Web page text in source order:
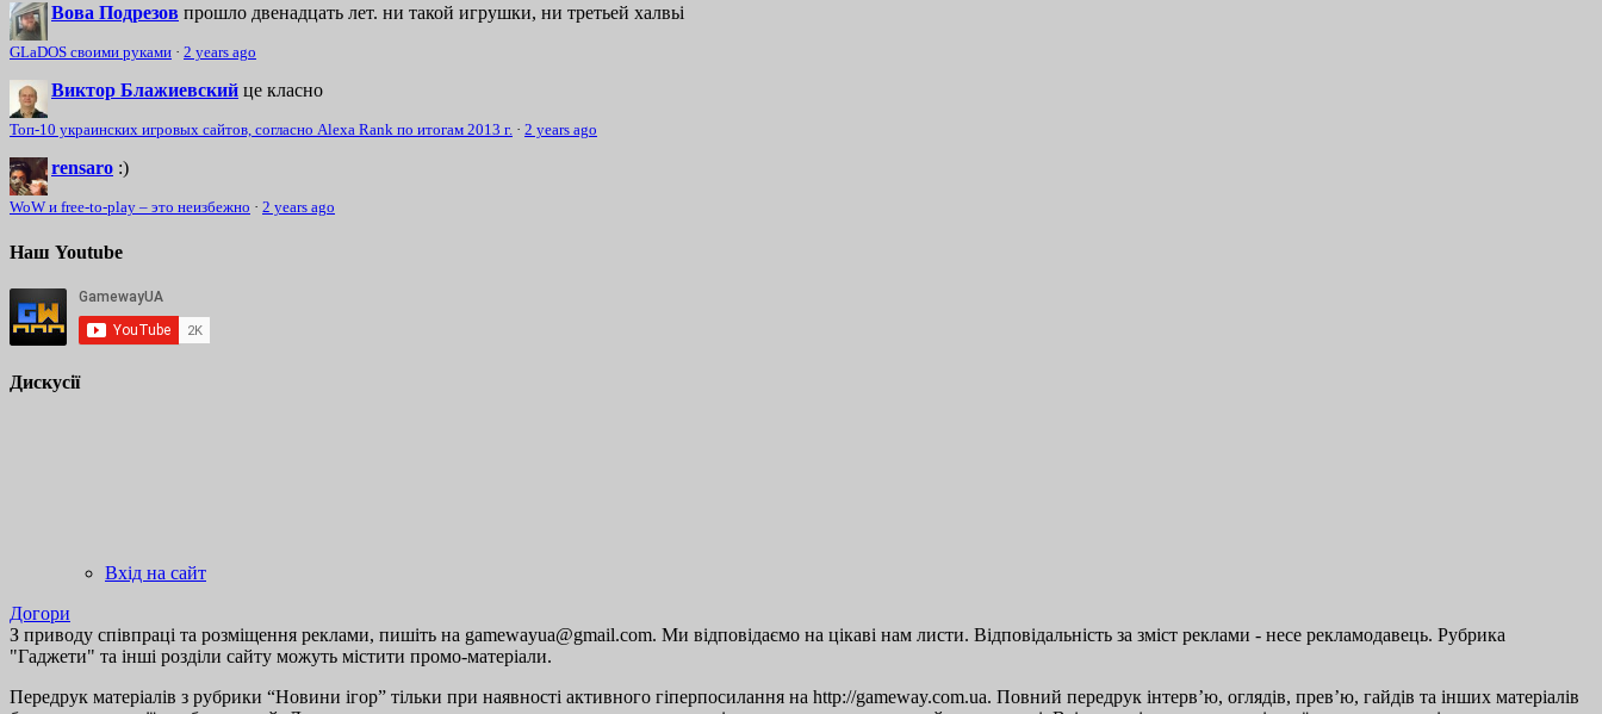
Вова Подрезов прошло двенадцать лет. ни такой игрушки, ни третьей халвьі
GLaDOS своими руками · 2 years ago
Виктор Блажиевский це класно
Топ-10 украинских игровых сайтов, согласно Alexa Rank по итогам 2013 г. · 2 years ago
rensaro :)
WoW и free-to-play – это неизбежно · 2 years ago
Наш Youtube
Дискусії
Вхід на сайт
Догори
З приводу співпраці та розміщення реклами, пишіть на gamewayua@gmail.com. Ми відповідаємо на цікаві нам листи. Відповідальність за зміст реклами - несе рекламодавець. Рубрика
"Гаджети" та інші розділи сайту можуть містити промо-матеріали.
Передрук матеріалів з рубрики “Новини ігор” тільки при наявності активного гіперпосилання на http://gameway.com.ua. Повний передрук інтерв’ю, оглядів, прев’ю, гайдів та інших матеріалів